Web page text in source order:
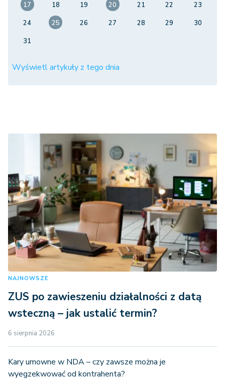
17
18 19 20 21 22
23
24
25 26 27 28 29
30
31
Wyświetl artykuły z tego dnia
NAJNOWSZE
ZUS po zawieszeniu działalności z datą
wsteczną – jak ustalić termin?
6 sierpnia 2026
Kary umowne w NDA – czy zawsze można je
wyegzekwować od kontrahenta?